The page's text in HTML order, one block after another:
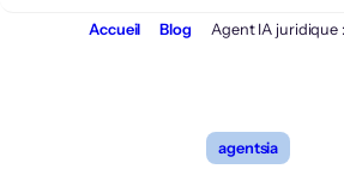
Accueil Blog Agent IA juridique
agentsia